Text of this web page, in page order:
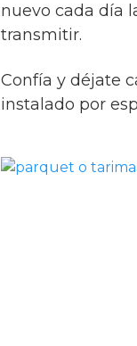
nuevo cada día
transmitir.
Confía y déjate
instalado por